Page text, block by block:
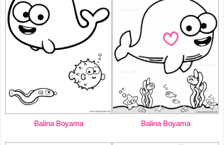
Balina Boyama Balina Boyama